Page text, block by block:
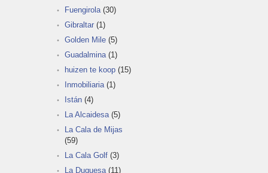
Fuengirola(30)
Gibraltar (1)
Golden Mile (5)
Guadalmina(1)
huizen te koop (15)
Inmobiliaria(1)
Istán (4)
La Alcaidesa(5)
La Cala de Mijas
(59)
La Cala Golf (3)
La Duquesa(11)